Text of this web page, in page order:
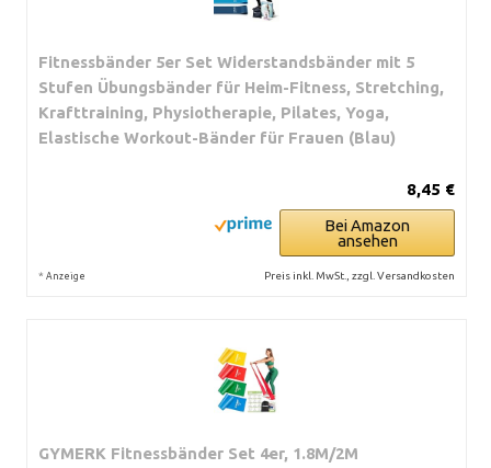
Fitnessbänder 5er Set Widerstandsbänder mit 5
Stufen Übungsbänder für Heim-Fitness, Stretching,
Krafttraining, Physiotherapie, Pilates, Yoga,
Elastische Workout-Bänder für Frauen (Blau)
8,45 €
Bei Amazon
ansehen
* Anzeige Preis inkl. MwSt., zzgl. Versandkosten
GYMERK Fitnessbänder Set 4er, 1.8M/2M